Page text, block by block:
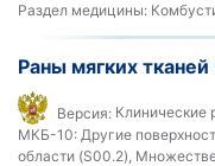
Раздел медицины:
Раны мягких
Версия: Клинические
МКБ-10: Другие
области (S00.2),